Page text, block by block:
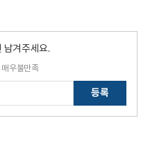
남겨주세요.
매우불만족
등록